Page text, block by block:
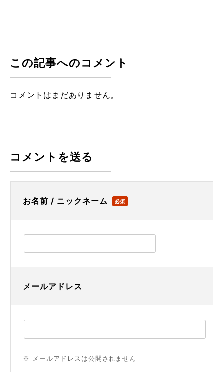
この記事へのコメント
コメントはまだありません。
コメントを送る
お名前 / ニックネーム 必須
メールアドレス
※ メールアドレスは公開されません